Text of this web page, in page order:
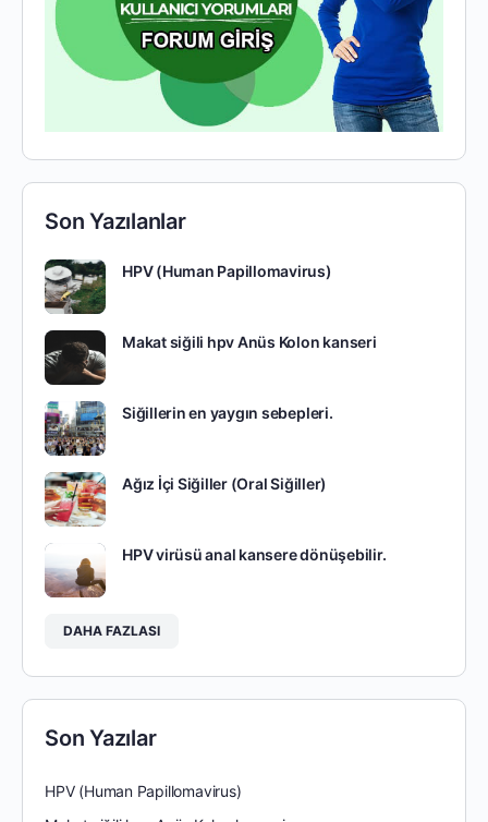
Son Yazılanlar
HPV (Human Papillomavirus)
Makat siğili hpv Anüs Kolon kanseri
Siğillerin en yaygın sebepleri.
Ağız İçi Siğiller (Oral Siğiller)
HPV virüsü anal kansere dönüşebilir.
DAHA FAZLASI
Son Yazılar
HPV (Human Papillomavirus)